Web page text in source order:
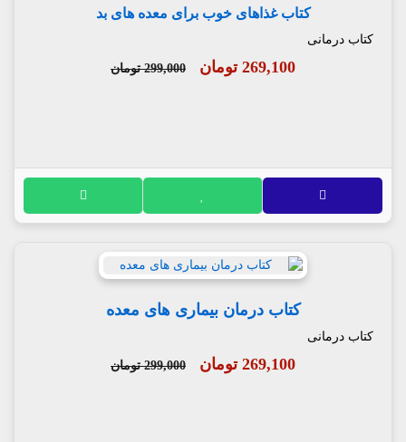
کتاب غذاهای خوب برای معده های بد
کتاب درمانی
269,100 تومان 299,000 تومان
کتاب درمان بیماری های معده
کتاب درمانی
269,100 تومان 299,000 تومان